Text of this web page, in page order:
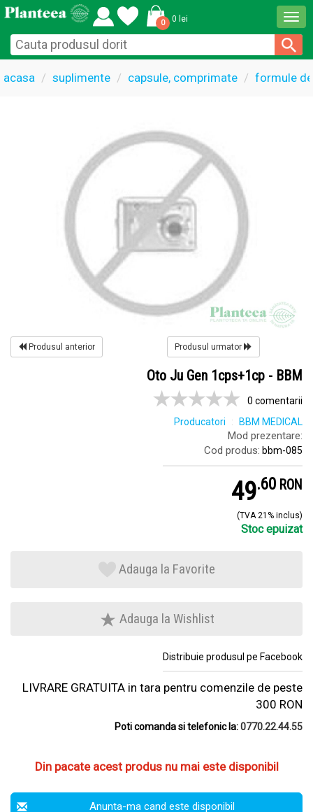
0 0 lei
acasa suplimente capsule, comprimate formule
Produsul anterior Produsul urmator
Oto Ju Gen 1cps+1cp - BBM
0 comentarii
Producatori
BBM MEDICAL
Mod prezentare:
Cod produs: bbm-085
49.6 RON
(TVA 21% inclus)
Stoc epuizat
Adauga la Favorite
Adauga la Wishlist
Distribuie produsul pe Facebook
LIVRARE GRATUITA in tara pentru comenzile de peste
300 RON
Poti comanda si telefonic la:0770.22.44.55
Din pacate acest produs nu mai este disponibil
Anunta-ma cand este disponibil